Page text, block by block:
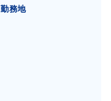
勤務地